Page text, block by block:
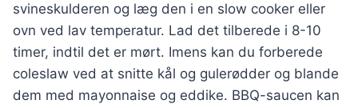
svineskulderen og læg den i en slow cooker eller
ovn ved lav temperatur. Lad det tilberede i 8-10
timer, indtil det er mørt. Imens kan du forberede
coleslaw ved at snitte kål og gulerødder og blande
dem med mayonnaise og eddike. BBQ-saucen kan